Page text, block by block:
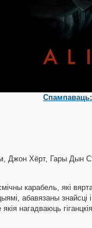
Джон Хёрт, Гары
карабель, які
абавязаны
нагадваюць